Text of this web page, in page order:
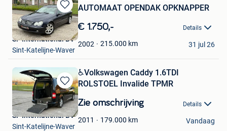
Bewaren
in
Mijn
Favorieten
AUTOMAAT OPENDAK OPKNAPPER
€ 1.750,- Details
2002 215.000 km
SF International BV
Sint-Katelijne-Waver
31 jul 26
Bewaren
in
Mijn
Favorieten
♿️Volkswagen Caddy 1.6TDI
ROLSTOEL Invalide TPMR
Zie omschrijving Details
2011 179.000 km
SF International BV
Sint-Katelijne-Waver
Vandaag